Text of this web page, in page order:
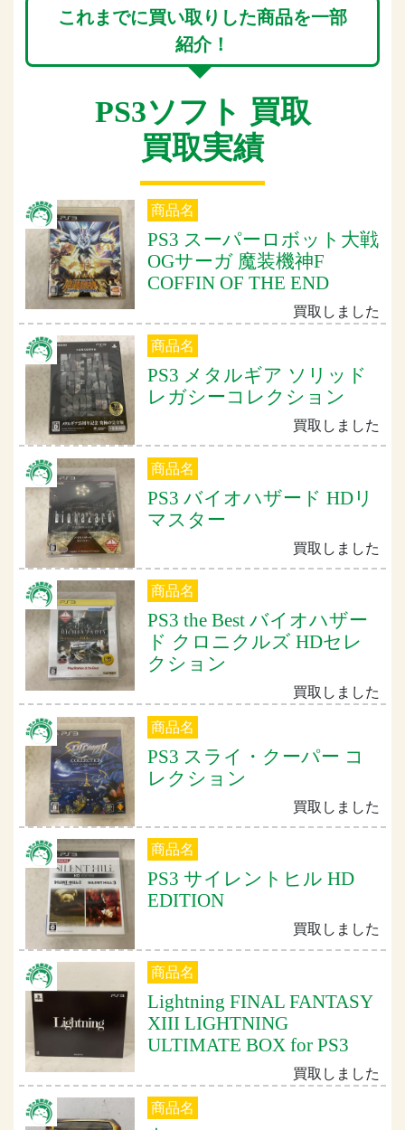
これまでに買い取りした商品を一部
紹介！
PS3ソフト 買取
買取実績
商品名
PS3 スーパーロボット大戦
OGサーガ 魔装機神F
COFFIN OF THE END
買取しました
商品名
PS3 メタルギア ソリッド
レガシーコレクション
買取しました
商品名
PS3 バイオハザード HDリ
マスター
買取しました
商品名
PS3 the Best バイオハザー
ド クロニクルズ HDセレ
クション
買取しました
商品名
PS3 スライ・クーパー コ
レクション
買取しました
商品名
PS3 サイレントヒル HD
EDITION
買取しました
商品名
Lightning FINAL FANTASY
XIII LIGHTNING
ULTIMATE BOX for PS3
買取しました
商品名